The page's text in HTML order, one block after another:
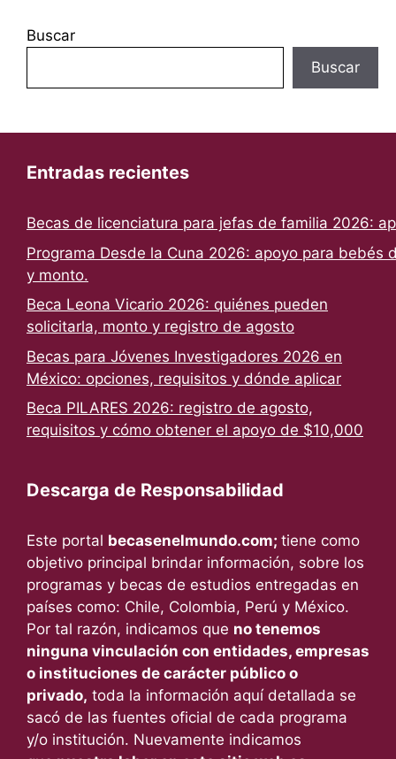
Buscar
Buscar
Entradas recientes
Becas de licenciatura para jefas de familia 2026:
Programa Desde la Cuna 2026: apoyo para bebés
y monto.
Beca Leona Vicario 2026: quiénes pueden
solicitarla, monto y registro de agosto
Becas para Jóvenes Investigadores 2026 en
México: opciones, requisitos y dónde aplicar
Beca PILARES 2026: registro de agosto,
requisitos y cómo obtener el apoyo de $10,000
Descarga de Responsabilidad
Este portal becasenelmundo.com; tiene como
objetivo principal brindar información, sobre los
programas y becas de estudios entregadas en
países como: Chile, Colombia, Perú y México.
Por tal razón, indicamos que no tenemos
ninguna vinculación con entidades, empresas
o instituciones de carácter público o
privado, toda la información aquí detallada se
sacó de las fuentes oficial de cada programa
y/o institución. Nuevamente indicamos